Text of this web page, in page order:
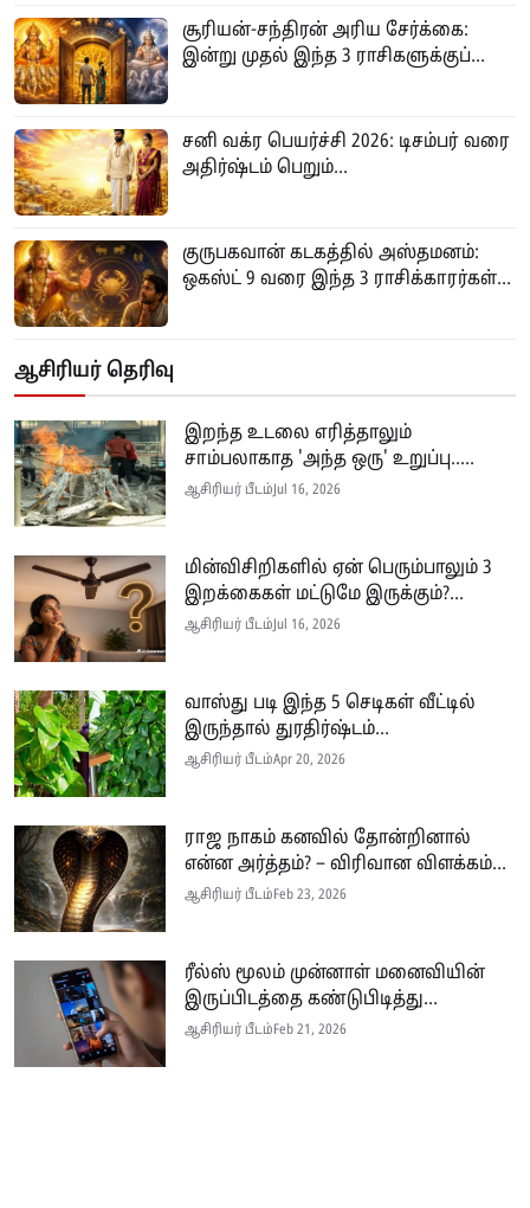
சூரியன்-சந்திரன் அரிய சேர்க்கை:
இன்று முதல் இந்த 3 ராசிகளுக்குப்...
சனி வக்ர பெயர்ச்சி 2026: டிசம்பர் வரை
அதிர்ஷ்டம் பெறும்...
குருபகவான் கடகத்தில் அஸ்தமனம்:
ஒகஸ்ட் 9 வரை இந்த 3 ராசிக்காரர்கள்...
ஆசிரியர் தெரிவு
இறந்த உடலை எரித்தாலும்
சாம்பலாகாத 'அந்த ஒரு' உறுப்பு.....
ஆசிரியர் பீடம் Jul 16, 2026
மின்விசிறிகளில் ஏன் பெரும்பாலும் 3
இறக்கைகள் மட்டுமே இருக்கும்?...
ஆசிரியர் பீடம் Jul 16, 2026
வாஸ்து படி இந்த 5 செடிகள் வீட்டில்
இருந்தால் துரதிர்ஷ்டம்...
ஆசிரியர் பீடம்Apr 20, 2026
ராஜ நாகம் கனவில் தோன்றினால்
என்ன அர்த்தம்? – விரிவான விளக்கம்...
ஆசிரியர் பீடம்Feb 23, 2026
ரீல்ஸ் மூலம் முன்னாள் மனைவியின்
இருப்பிடத்தை கண்டுபிடித்து...
ஆசிரியர் பீடம்Feb 21, 2026